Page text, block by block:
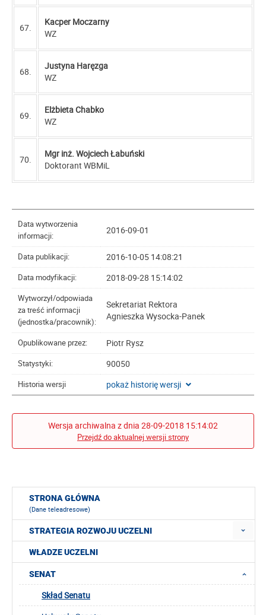
67.
Kacper Moczarny
WZ
68.
Justyna Haręzga
WZ
69.
Elżbieta Chabko
WZ
70.
Mgr inż. Wojciech Łabuński
Doktorant WBMiL
Data wytworzenia
informacji:
2016-09-01
Data publikacji: 2016-10-05 14:08:21
Data modyfikacji: 2018-09-28 15:14:02
Wytworzył/odpowiada
za treść informacji
(jednostka/pracownik):
Sekretariat Rektora
Agnieszka Wysocka-Panek
Opublikowane przez: Piotr Rysz
Statystyki: 90050
Historia wersji pokaż historię wersji
Wersja archiwalna z dnia 28-09-2018 15:14:02
Przejdź do aktualnej wersji strony
STRONA GŁÓWNA
(Dane teleadresowe)
STRATEGIA ROZWOJU UCZELNI
WŁADZE UCZELNI
SENAT
Skład Senatu